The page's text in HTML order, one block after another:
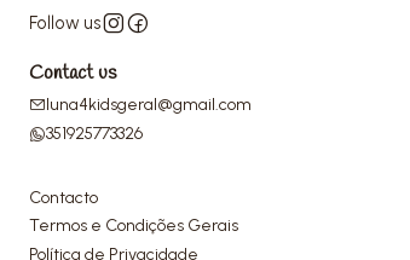
Follow us
Contact us
luna4kidsgeral@gmail.com
351925773326
Contacto
Termos e Condições Gerais
Política de Privacidade